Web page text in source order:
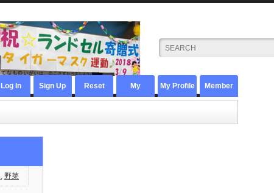
Log In Sign Up Reset My My Profile Member
, 野菜